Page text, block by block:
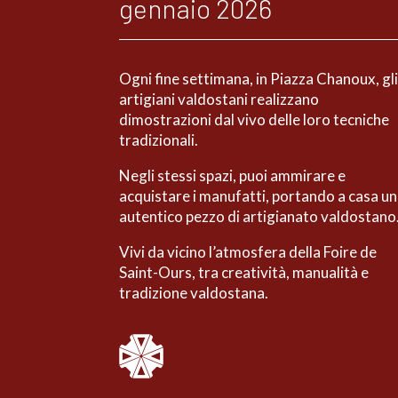
gennaio 2026
Ogni fine settimana, in Piazza Chanoux, gli
artigiani valdostani realizzano
dimostrazioni dal vivo delle loro tecniche
tradizionali.
Negli stessi spazi, puoi ammirare e
acquistare i manufatti, portando a casa un
autentico pezzo di artigianato
Vivi da vicino l’atmosfera della Foire de
Saint-Ours, tra creatività, manualità e
tradizione valdostana.